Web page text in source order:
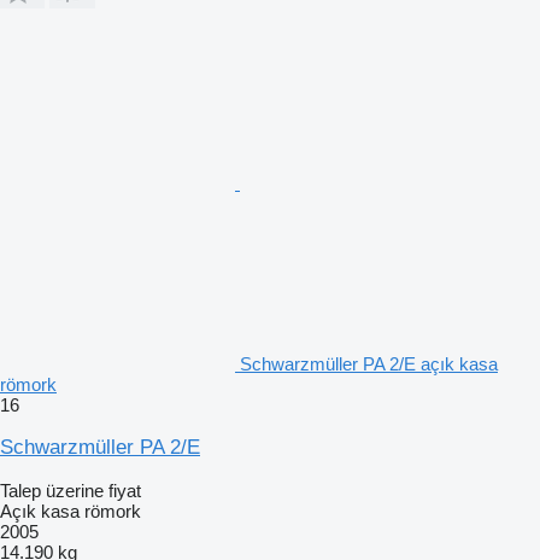
Schwarzmüller PA 2/E açık kasa
römork
16
Schwarzmüller PA 2/E
Talep üzerine fiyat
Açık kasa römork
2005
14.190 kg